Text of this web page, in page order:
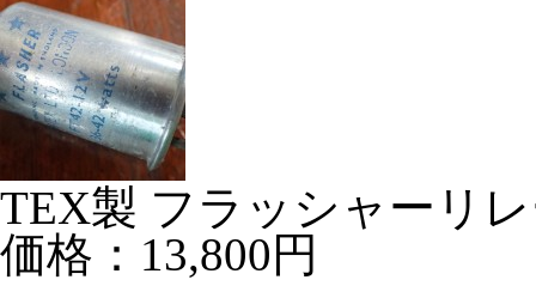
TEX製 フラッシャーリ
価格：13,800円